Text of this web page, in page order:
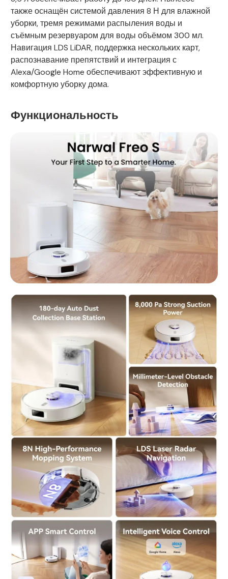
также оснащён системой давления 8 Н для влажной
уборки, тремя режимами распыления воды и
съёмным резервуаром для воды объёмом 300 мл.
Навигация LDS LiDAR, поддержка нескольких карт,
распознавание препятствий и интеграция с
Alexa/Google Home обеспечивают эффективную и
комфортную уборку дома.
Функциональность